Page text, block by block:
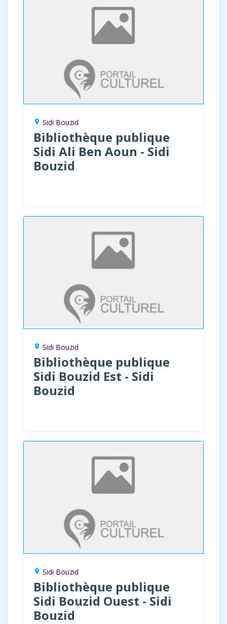
location_on Sidi Bouzid
Bibliothèque publique
Sidi Ali Ben Aoun - Sidi
Bouzid
location_on Sidi Bouzid
Bibliothèque publique
Sidi Bouzid Est - Sidi
Bouzid
location_on Sidi Bouzid
Bibliothèque publique
Sidi Bouzid Ouest - Sidi
Bouzid